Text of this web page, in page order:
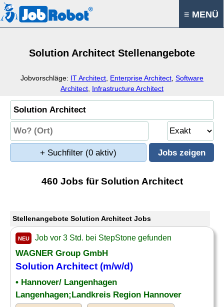
≡ MENÜ
Solution Architect Stellenangebote
Jobvorschläge: IT Architect Enterprise Architect Software
Architect Infrastructure Architect
+ Suchfilter (0 aktiv)
460 Jobs für Solution Architect
Stellenangebote Solution Architect Jobs
NEU Job vor 3 Std. bei StepStone gefunden
WAGNER Group GmbH
Solution Architect (m/w/d)
• Hannover/ Langenhagen
Langenhagen;Landkreis Region Hannover